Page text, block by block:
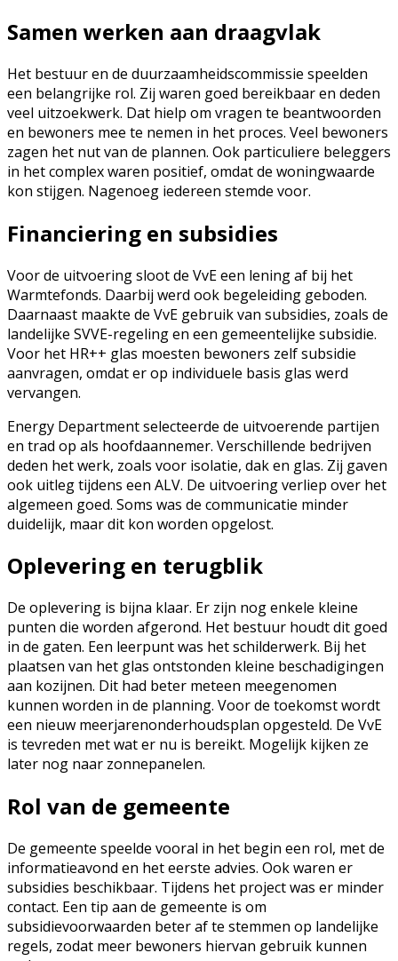
Samen werken aan draagvlak
Het bestuur en de duurzaamheidscommissie speelden
een belangrijke rol. Zij waren goed bereikbaar en deden
veel uitzoekwerk. Dat hielp om vragen te beantwoorden
en bewoners mee te nemen in het proces. Veel bewoners
zagen het nut van de plannen. Ook particuliere beleggers
in het complex waren positief, omdat de woningwaarde
kon stijgen. Nagenoeg iedereen stemde voor.
Financiering en subsidies
Voor de uitvoering sloot de VvE een lening af bij het
Warmtefonds. Daarbij werd ook begeleiding geboden.
Daarnaast maakte de VvE gebruik van subsidies, zoals de
landelijke SVVE-regeling en een gemeentelijke subsidie.
Voor het HR++ glas moesten bewoners zelf subsidie
aanvragen, omdat er op individuele basis glas werd
vervangen.
Energy Department selecteerde de uitvoerende partijen
en trad op als hoofdaannemer. Verschillende bedrijven
deden het werk, zoals voor isolatie, dak en glas. Zij gaven
ook uitleg tijdens een ALV. De uitvoering verliep over het
algemeen goed. Soms was de communicatie minder
duidelijk, maar dit kon worden opgelost.
Oplevering en terugblik
De oplevering is bijna klaar. Er zijn nog enkele kleine
punten die worden afgerond. Het bestuur houdt dit goed
in de gaten. Een leerpunt was het schilderwerk. Bij het
plaatsen van het glas ontstonden kleine beschadigingen
aan kozijnen. Dit had beter meteen meegenomen
kunnen worden in de planning. Voor de toekomst wordt
een nieuw meerjarenonderhoudsplan opgesteld. De VvE
is tevreden met wat er nu is bereikt. Mogelijk kijken ze
later nog naar zonnepanelen.
Rol van de gemeente
De gemeente speelde vooral in het begin een rol, met de
informatieavond en het eerste advies. Ook waren er
subsidies beschikbaar. Tijdens het project was er minder
contact. Een tip aan de gemeente is om
subsidievoorwaarden beter af te stemmen op landelijke
regels, zodat meer bewoners hiervan gebruik kunnen